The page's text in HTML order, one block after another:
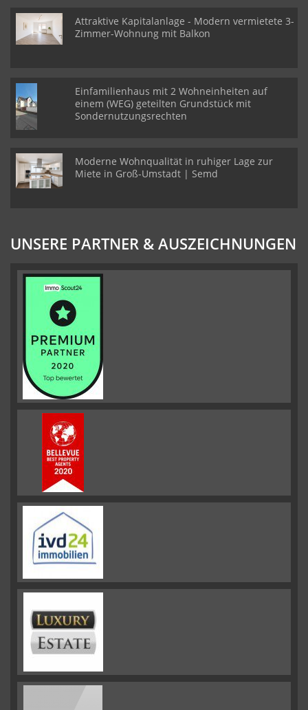
Attraktive Kapitalanlage - Modern vermietete 3-
Zimmer-Wohnung mit Balkon
Einfamilienhaus mit 2 Wohneinheiten auf
einem (WEG) geteilten Grundstück mit
Sondernutzungsrechten
Moderne Wohnqualität in ruhiger Lage zur
Miete in Groß-Umstadt | Semd
UNSERE PARTNER & AUSZEICHNUNGEN